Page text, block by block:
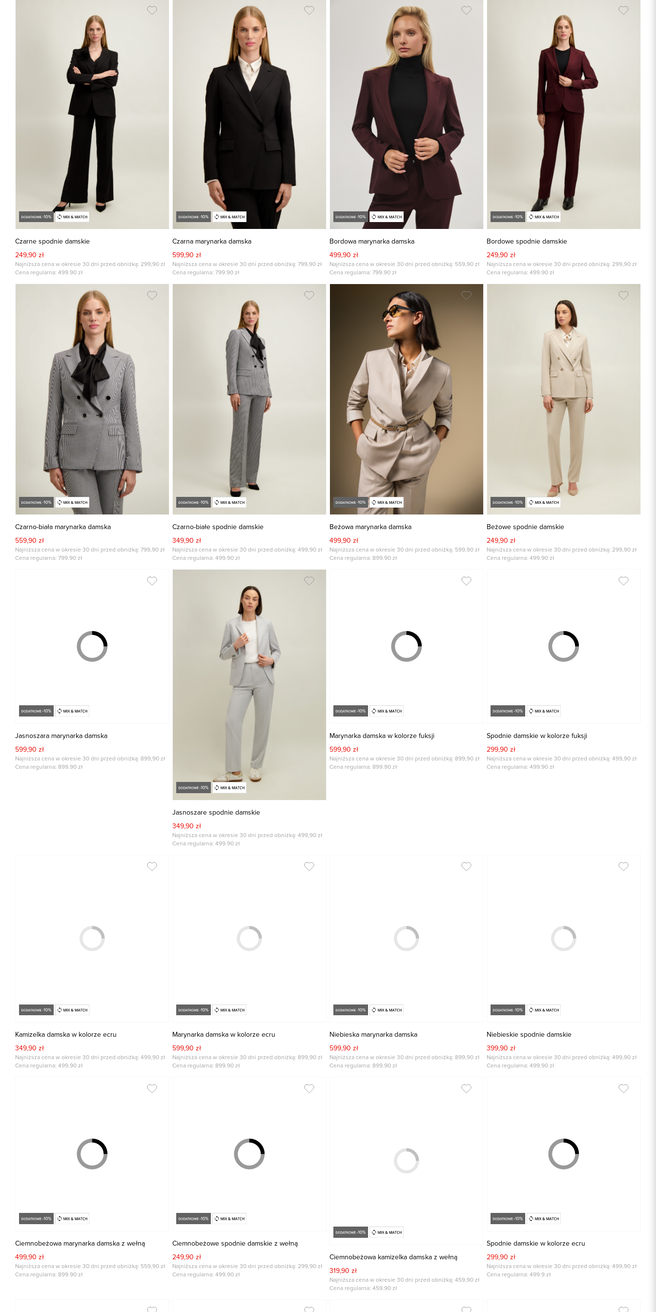
Czarne spodnie damskie
249,90 zł
Najniższa cena w okresie 30 dni przed obniżką: 299,90 zł
Cena regularna: 499.90zł
Czarna marynarka damska
599,90 zł
Najniższa cena w okresie 30 dni przed obniżką: 799,90 zł
Cena regularna: 799.90zł
Bordowa marynarka damska
499,90 zł
Najniższa cena w okresie 30 dni przed obniżką: 559,90 zł
Cena regularna: 799.90zł
Bordowe spodnie damskie
249,90 zł
Najniższa cena w okresie 30 dni przed obniżką: 299,90 zł
Cena regularna: 499.90zł
Czarno-biała marynarka damska
559,90 zł
Najniższa cena w okresie 30 dni przed obniżką: 799,90 zł
Cena regularna: 799.90zł
Czarno-białe spodnie damskie
349,90 zł
Najniższa cena w okresie 30 dni przed obniżką: 499,90 zł
Cena regularna: 499.90zł
Beżowa marynarka damska
499,90 zł
Najniższa cena w okresie 30 dni przed obniżką: 599,90 zł
Cena regularna: 899.90zł
Beżowe spodnie damskie
249,90 zł
Najniższa cena w okresie 30 dni przed obniżką: 299,90 zł
Cena regularna: 499.90zł
Jasnoszara marynarka damska
599,90 zł
Najniższa cena w okresie 30 dni przed obniżką: 899,90 zł
Cena regularna: 899.90zł
Jasnoszare spodnie damskie
349,90 zł
Najniższa cena w okresie 30 dni przed obniżką: 499,90 zł
Cena regularna: 499.90zł
Marynarka damska w kolorze fuksji
599,90 zł
Najniższa cena w okresie 30 dni przed obniżką: 899,90 zł
Cena regularna: 899.90zł
Spodnie damskie w kolorze fuksji
299,90 zł
Najniższa cena w okresie 30 dni przed obniżką: 499,90 zł
Cena regularna: 499.90zł
Kamizelka damska w kolorze ecru
349,90 zł
Najniższa cena w okresie 30 dni przed obniżką: 499,90 zł
Cena regularna: 499.90zł
Marynarka damska w kolorze ecru
599,90 zł
Najniższa cena w okresie 30 dni przed obniżką: 899,90 zł
Cena regularna: 899.90zł
Niebieska marynarka damska
599,90 zł
Najniższa cena w okresie 30 dni przed obniżką: 899,90 zł
Cena regularna: 899.90zł
Niebieskie spodnie damskie
399,90 zł
Najniższa cena w okresie 30 dni przed obniżką: 499,90 zł
Cena regularna: 499.90zł
Ciemnobeżowa marynarka damska z wełną
499,90 zł
Najniższa cena w okresie 30 dni przed obniżką: 559,90 zł
Cena regularna: 899.90zł
Ciemnobeżowe spodnie damskie z wełną
249,90 zł
Najniższa cena w okresie 30 dni przed obniżką: 299,90 zł
Cena regularna: 499.90zł
Ciemnobeżowa kamizelka damska z wełną
319,90 zł
Najniższa cena w okresie 30 dni przed obniżką: 459,90 zł
Cena regularna: 459.90zł
Spodnie damskie w kolorze ecru
299,90 zł
Najniższa cena w okresie 30 dni przed obniżką: 499,90 zł
Cena regularna: 499.9zł